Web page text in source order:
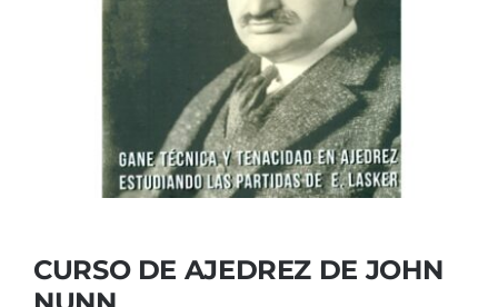
CURSO DE AJEDREZ DE JOHN